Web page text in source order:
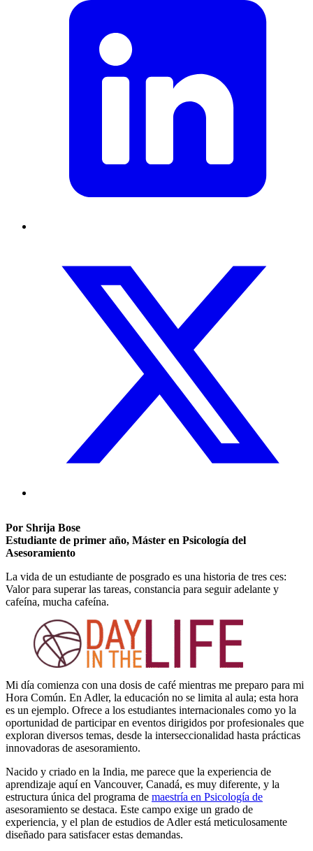
Por Shrija Bose
Estudiante de primer año, Máster en Psicología del
Asesoramiento
La vida de un estudiante de posgrado es una historia de tres ces:
Valor para superar las tareas, constancia para seguir adelante y
cafeína, mucha cafeína.
Mi día comienza con una dosis de café mientras me preparo para mi
Hora Común. En Adler, la educación no se limita al aula; esta hora
es un ejemplo. Ofrece a los estudiantes internacionales como yo la
oportunidad de participar en eventos dirigidos por profesionales que
exploran diversos temas, desde la interseccionalidad hasta prácticas
innovadoras de asesoramiento.
Nacido y criado en la India, me parece que la experiencia de
aprendizaje aquí en Vancouver, Canadá, es muy diferente, y la
estructura única del programa de maestría en Psicología de
asesoramiento se destaca. Este campo exige un grado de
experiencia, y el plan de estudios de Adler está meticulosamente
diseñado para satisfacer estas demandas.